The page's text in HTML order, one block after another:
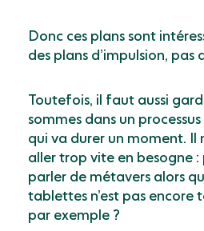
Donc ces plans sont
des plans d’impulsion,
Toutefois, il faut aussi
sommes dans un
qui va durer un moment. Il
aller trop vite en besogne
parler de métavers alors
tablettes n’est pas encore
par exemple ?